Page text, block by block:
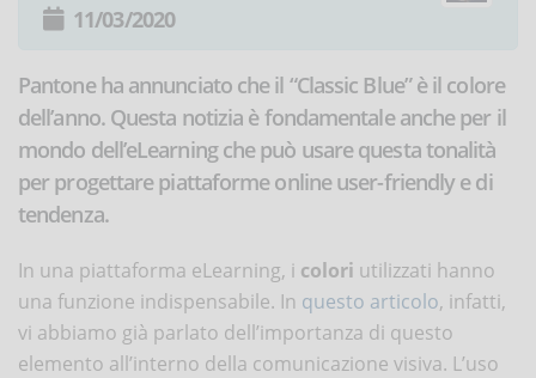
11/03/2020
Pantone ha annunciato che il “Classic Blue” è il colore
dell’anno. Questa notizia è fondamentale anche per il
mondo dell’eLearning che può usare questa tonalità
per progettare piattaforme online user-friendly e di
tendenza.
In una piattaforma eLearning, i colori utilizzati hanno
una funzione indispensabile. In questo articolo, infatti,
vi abbiamo già parlato dell’importanza di questo
elemento all’interno della comunicazione visiva. L’uso